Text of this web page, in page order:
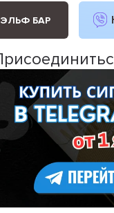
ЭЛЬФ БАР